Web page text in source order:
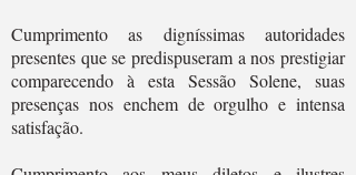
Cumprimento as digníssimas autoridades
presentes que se predispuseram a nos prestigiar
comparecendo à esta Sessão Solene, suas
presenças nos enchem de orgulho e intensa
satisfação.